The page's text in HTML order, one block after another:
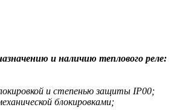
и наличию теплового реле:
и степенью защиты IP00;
блокировками;